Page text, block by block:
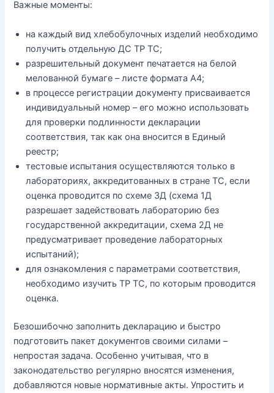
Важные моменты:
на каждый вид хлебобулочных изделий необходимо
получить отдельную ДС ТР ТС;
разрешительный документ печатается на белой
мелованной бумаге – листе формата А4;
в процессе регистрации документу присваивается
индивидуальный номер – его можно использовать
для проверки подлинности декларации
соответствия, так как она вносится в Единый
реестр;
тестовые испытания осуществляются только в
лабораториях, аккредитованных в стране ТС, если
оценка проводится по схеме 3Д (схема 1Д
разрешает задействовать лабораторию без
государственной аккредитации, схема 2Д не
предусматривает проведение лабораторных
испытаний);
для ознакомления с параметрами соответствия,
необходимо изучить ТР ТС, по которым проводится
оценка.
Безошибочно заполнить декларацию и быстро
подготовить пакет документов своими силами –
непростая задача. Особенно учитывая, что в
законодательство регулярно вносятся изменения,
добавляются новые нормативные акты. Упростить и